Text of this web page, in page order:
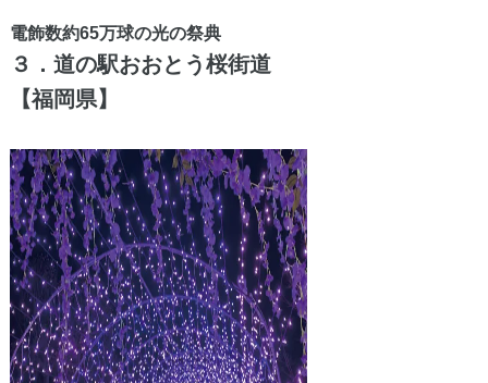
電飾数約65万球の光の祭典
３．道の駅おおとう桜街道
【福岡県】